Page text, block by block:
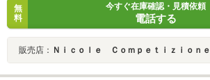
無
料
今すぐ在庫確認・見積依頼
電話する
販売店： Ｎｉｃｏｌｅ Ｃｏｍｐｅｔｉｚｉｏｎｅ